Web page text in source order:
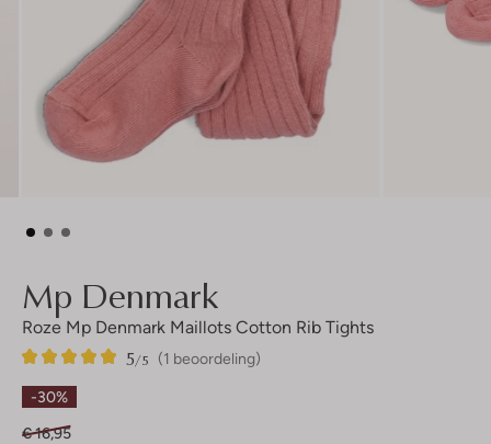
Mp Denmark
Roze Mp Denmark Maillots Cotton Rib Tights
(1 beoordeling)
5/5
1
5
Sterren
-30%
€ 16,95